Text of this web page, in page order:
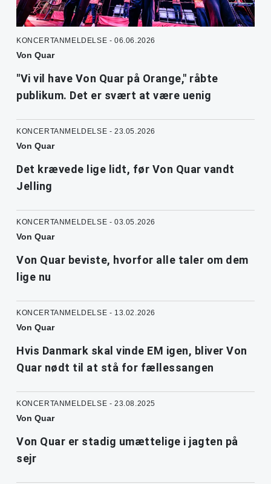
KONCERTANMELDELSE - 06.06.2026
Von Quar
"Vi vil have Von Quar på Orange," råbte
publikum. Det er svært at være uenig
KONCERTANMELDELSE - 23.05.2026
Von Quar
Det krævede lige lidt, før Von Quar vandt
Jelling
KONCERTANMELDELSE - 03.05.2026
Von Quar
Von Quar beviste, hvorfor alle taler om dem
lige nu
KONCERTANMELDELSE - 13.02.2026
Von Quar
Hvis Danmark skal vinde EM igen, bliver Von
Quar nødt til at stå for fællessangen
KONCERTANMELDELSE - 23.08.2025
Von Quar
Von Quar er stadig umættelige i jagten på
sejr